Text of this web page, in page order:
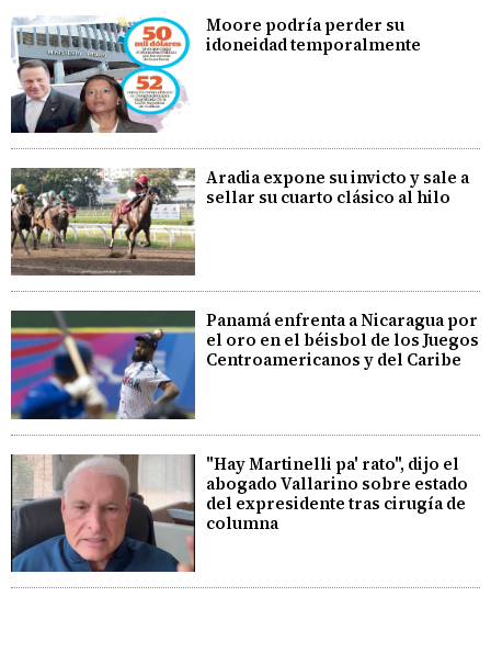
Moore podría perder su
idoneidad temporalmente
Aradia expone su invicto y sale a
sellar su cuarto clásico al hilo
Panamá enfrenta a Nicaragua por
el oro en el béisbol de los Juegos
Centroamericanos y del Caribe
"Hay Martinelli pa' rato", dijo el
abogado Vallarino sobre estado
del expresidente tras cirugía de
columna